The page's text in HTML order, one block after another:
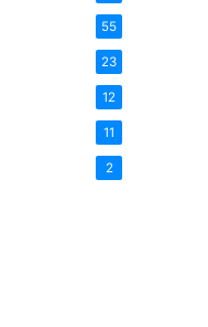
55
23
12
11
2